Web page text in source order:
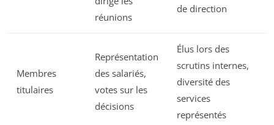
réunions
de direction
Membres
titulaires
Représentation
des salariés,
votes sur les
décisions
Élus lors des
scrutins internes,
diversité des
services
représentés